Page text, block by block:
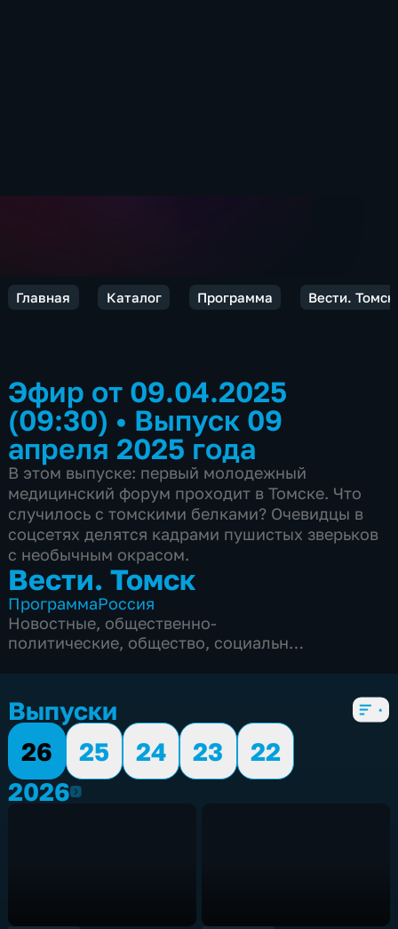
Главная Каталог Программа Вести. Томск
Эфир от 09.04.2025
(09:30) • Выпуск 09
апреля 2025 года
В этом выпуске: первый молодежный
медицинский форум проходит в Томске. Что
случилось с томскими белками? Очевидцы в
соцсетях делятся кадрами пушистых зверьков
с необычным окрасом.
Вести. Томск
ПрограммаРоссия
Новостные, общественно-
политические, общество, социально-
Выпуски
26
25 24 23
22
20262026